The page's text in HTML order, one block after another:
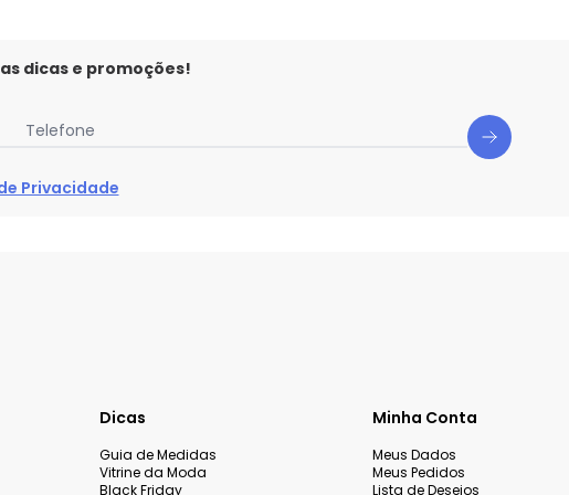
dicas e promoções!
Telefone
Privacidade
Dicas
Guia de Medidas
Vitrine da Moda
Black Friday
Minha Conta
Meus Dados
Meus Pedidos
Lista de Desejos